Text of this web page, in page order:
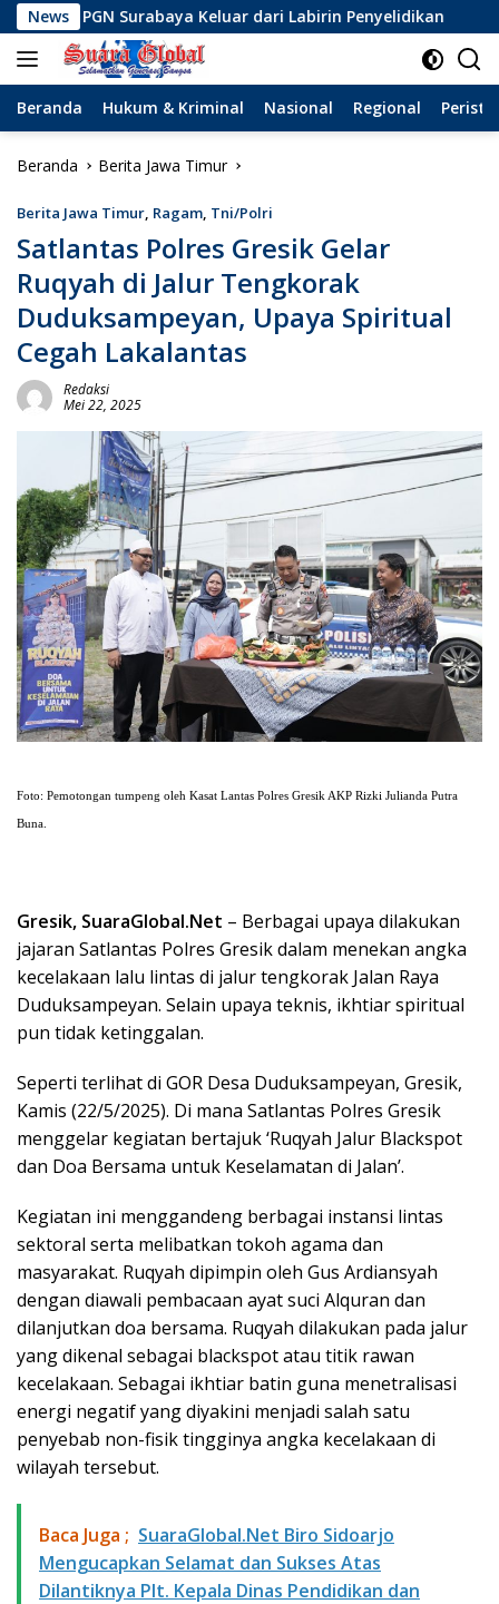
Langsung
ke
konten
News Keluar dari Labirin Penyelidikan Dinamika
Beranda Hukum & Kriminal Nasional Regional
Beranda Berita Jawa Timur
Berita Jawa Timur, Ragam, Tni/Polri
Satlantas Polres Gresik Gelar
Ruqyah di Jalur Tengkorak
Duduksampeyan, Upaya Spiritual
Cegah Lakalantas
Redaksi
Mei 22, 2025
Foto: Pemotongan tumpeng oleh Kasat Lantas Polres Gresik AKP Rizki Julianda Putra
Buna.
Gresik, SuaraGlobal.Net – Berbagai upaya dilakukan
jajaran Satlantas Polres Gresik dalam menekan angka
kecelakaan lalu lintas di jalur tengkorak Jalan Raya
Duduksampeyan. Selain upaya teknis, ikhtiar spiritual
pun tidak ketinggalan.
Seperti terlihat di GOR Desa Duduksampeyan, Gresik,
Kamis (22/5/2025). Di mana Satlantas Polres Gresik
menggelar kegiatan bertajuk ‘Ruqyah Jalur Blackspot
dan Doa Bersama untuk Keselamatan di Jalan’.
Kegiatan ini menggandeng berbagai instansi lintas
sektoral serta melibatkan tokoh agama dan
masyarakat. Ruqyah dipimpin oleh Gus Ardiansyah
dengan diawali pembacaan ayat suci Alquran dan
dilanjutkan doa bersama. Ruqyah dilakukan pada jalur
yang dikenal sebagai blackspot atau titik rawan
kecelakaan. Sebagai ikhtiar batin guna menetralisasi
energi negatif yang diyakini menjadi salah satu
penyebab non-fisik tingginya angka kecelakaan di
wilayah tersebut.
Baca Juga ; SuaraGlobal.Net Biro Sidoarjo
Mengucapkan Selamat dan Sukses Atas
Dilantiknya Plt. Kepala Dinas Pendidikan dan